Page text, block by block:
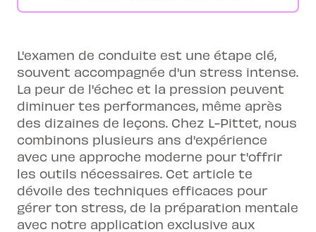
L'examen de conduite est une étape clé,
souvent accompagnée d'un stress intense.
La peur de l'échec et la pression peuvent
diminuer tes performances, même après
des dizaines de leçons. Chez L-Pittet, nous
combinons plusieurs ans d'expérience
avec une approche moderne pour t'offrir
les outils nécessaires. Cet article te
dévoile des techniques efficaces pour
gérer ton stress, de la préparation mentale
avec notre application exclusive aux